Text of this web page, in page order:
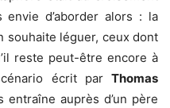
d’aborder alors : la
souhaite léguer, ceux dont
reste peut-être encore à
écrit par Thomas
entraîne auprès d’un père